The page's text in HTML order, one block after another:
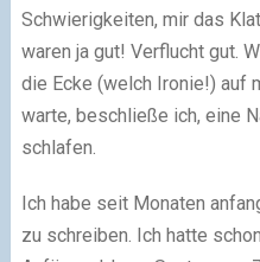
Schwierigkeiten, mir das
waren ja gut! Verflucht gut.
die Ecke (welch Ironie!) auf
warte, beschließe ich, eine
schlafen.
Ich habe seit Monaten
zu schreiben. Ich hatte